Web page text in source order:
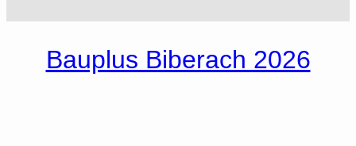
Bauplus Biberach 2026